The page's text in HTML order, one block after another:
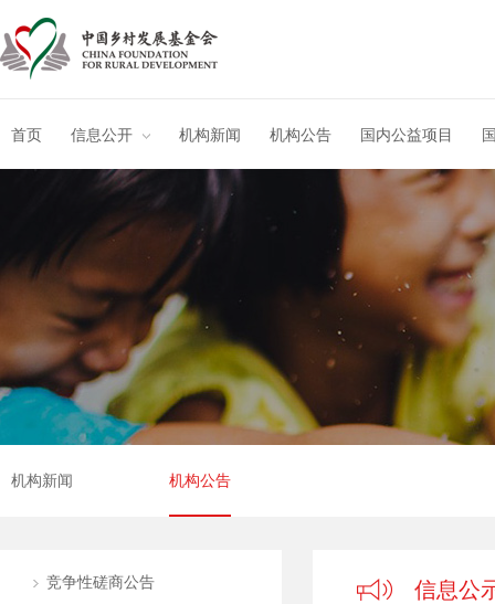
首页 信息公开 机构新闻 机构公告 国内公益项目
机构新闻 机构公告
竞争性磋商公告 信息公